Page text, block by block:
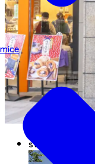
mice
start